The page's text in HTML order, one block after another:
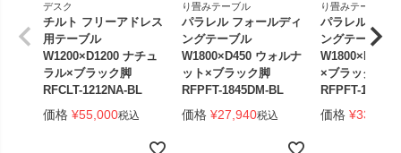
デスク
チルト フリーアドレス
用テーブル
W1200×D1200 ナチュ
ラル×ブラック脚
RFCLT-1212NA-BL
価格 ¥55,000税込
り畳みテーブル
パラレル フォールディ
ングテーブル
W1800×D450 ウォルナ
ット×ブラック脚
RFPFT-1845DM-BL
価格 ¥27,940税込
り畳みテーブル
パラレル フォ
ングテーブル
W1800×D450
×ブラック脚
RFPFT-
価格 ¥33,440